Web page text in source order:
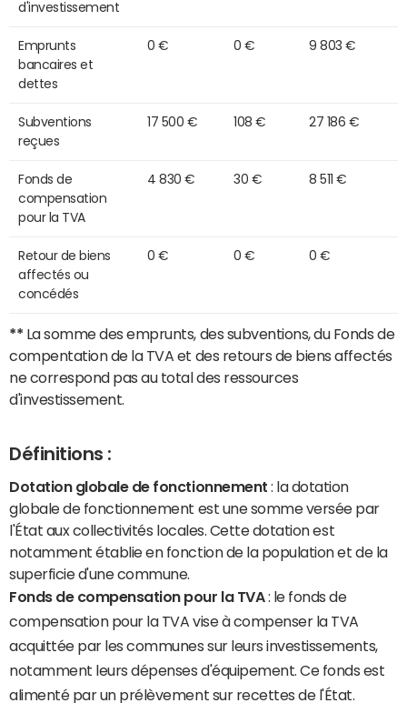
d'investissement
Emprunts
bancaires et
dettes
0 € 0 € 9 803 €
Subventions
reçues
17 500 € 108 € 27 186 €
Fonds de
compensation
pour la TVA
4 830 € 30 € 8 511 €
Retour de biens
affectés ou
concédés
0 € 0 € 0 €
** La somme des emprunts, des subventions, du Fonds de
compentation de la TVA et des retours de biens affectés
ne correspond pas au total des ressources
d'investissement.
Définitions :
Dotation globale de fonctionnement : la dotation
globale de fonctionnement est une somme versée par
l'État aux collectivités locales. Cette dotation est
notamment établie en fonction de la population et de la
superficie d'une commune.
Fonds de compensation pour la TVA: le fonds de
compensation pour la TVA vise à compenser la TVA
acquittée par les communes sur leurs investissements,
notamment leurs dépenses d'équipement. Ce fonds est
alimenté par un prélèvement sur recettes de l'État.